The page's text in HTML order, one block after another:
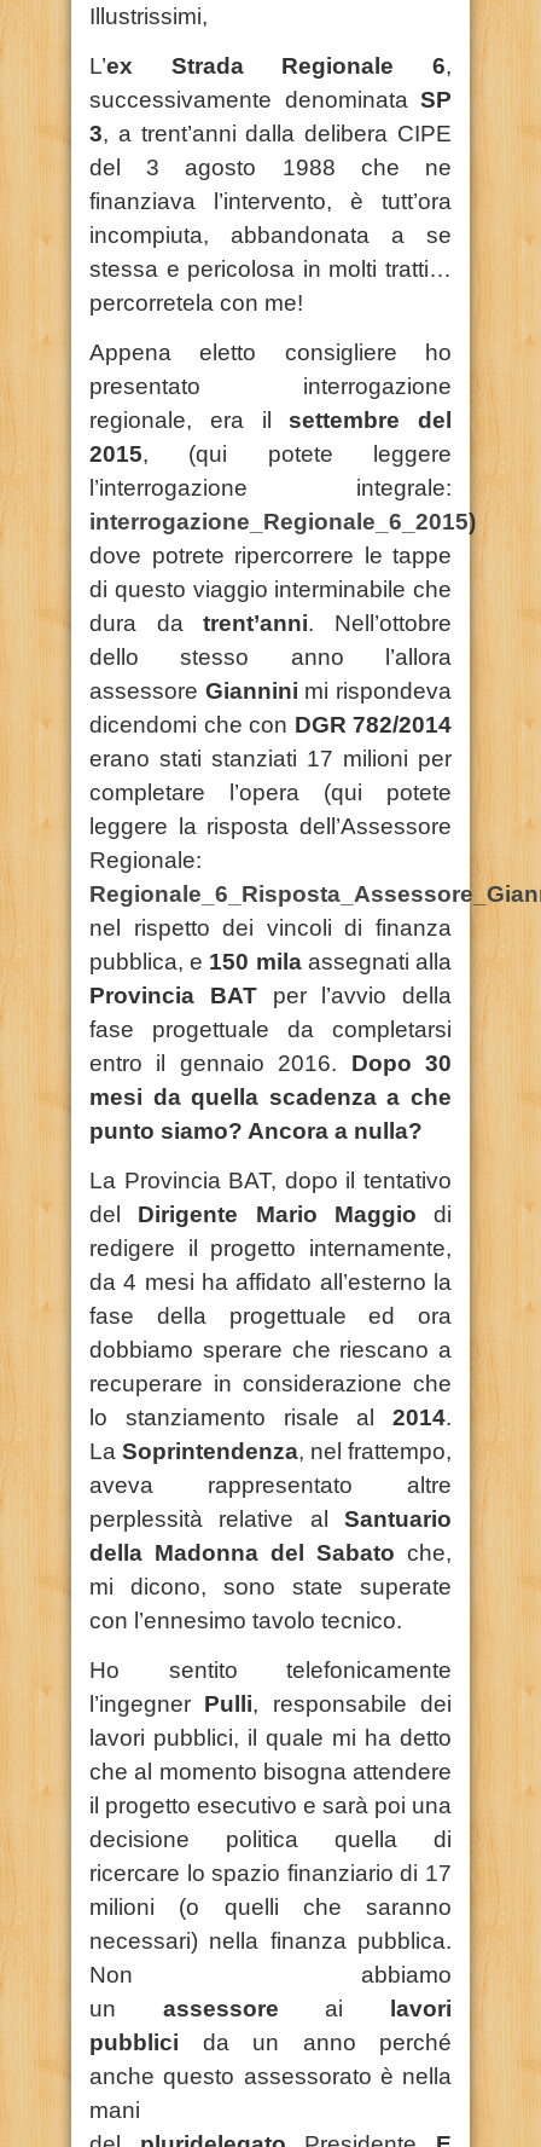
Illustrissimi,
L’ex Strada Regionale 6,
successivamente denominata SP
3, a trent’anni dalla delibera CIPE
del 3 agosto 1988 che ne
finanziava l’intervento, è tutt’ora
incompiuta, abbandonata a se
stessa e pericolosa in molti tratti…
percorretela con me!
Appena eletto consigliere ho
presentato interrogazione
regionale, era ilsettembre del
2015, (qui potete leggere
l’interrogazione integrale:
interrogazione_Regionale_6_2015)
dove potrete ripercorrere le tappe
di questo viaggio interminabile che
dura datrent’anni. Nell’ottobre
dello stesso anno l’allora
assessore Giannini mi rispondeva
dicendomi che con DGR 782/2014
erano stati stanziati 17 milioni per
completare l’opera (qui potete
leggere la risposta dell’Assessore
Regionale:
nel rispetto dei vincoli di finanza
pubblica, e 150 milaassegnati alla
Provincia BATper l’avvio della
fase progettuale da completarsi
entro il gennaio 2016. Dopo 30
mesi da quella scadenza a che
punto siamo? Ancora a nulla?
La Provincia BAT, dopo il tentativo
del Dirigente Mario Maggio di
redigere il progetto internamente,
da 4 mesi ha affidato all’esterno la
fase della progettuale ed ora
dobbiamo sperare che riescano a
recuperare in considerazione che
lo stanziamento risale al 2014.
La Soprintendenza, nel frattempo,
aveva rappresentato altre
perplessità relative al Santuario
della Madonna del Sabato che,
mi dicono, sono state superate
con l’ennesimo tavolo tecnico.
Ho sentito telefonicamente
l’ingegner Pulli, responsabile dei
lavori pubblici, il quale mi ha detto
che al momento bisogna attendere
il progetto esecutivo e sarà poi una
decisione politica quella di
ricercare lo spazio finanziario di 17
milioni (o quelli che saranno
necessari) nella finanza pubblica.
Non abbiamo
un assessore ai lavori
pubblici da un anno perché
anche questo assessorato è nella
mani